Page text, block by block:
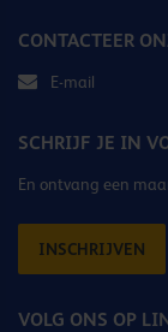
CONTACTEER
E-mail
SCHRIJF JE IN
En ontvang een
INSCHRIJVEN
VOLG ONS OP